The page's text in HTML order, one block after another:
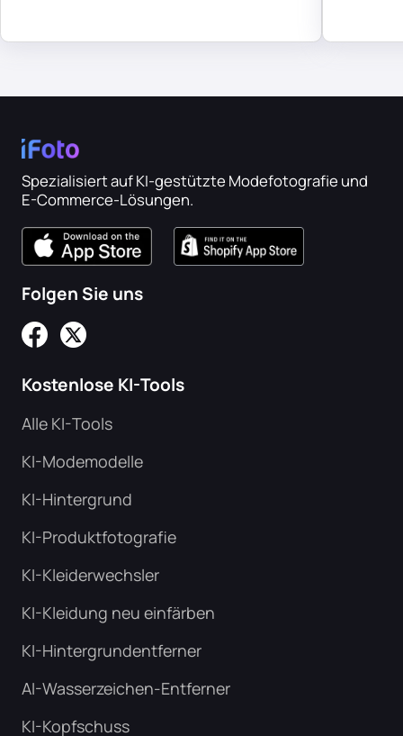
Spezialisiert auf KI-gestützte Modefotografie und
E-Commerce-Lösungen.
Folgen Sie uns
Kostenlose KI-Tools
Alle KI-Tools
KI-Modemodelle
KI-Hintergrund
KI-Produktfotografie
KI-Kleiderwechsler
KI-Kleidung neu einfärben
KI-Hintergrundentferner
AI-Wasserzeichen-Entferner
KI-Kopfschuss